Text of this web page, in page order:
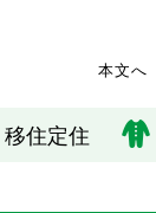
本文へ
移住定住